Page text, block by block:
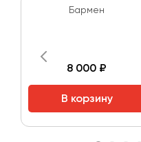
Бармен
8 000 ₽
В корзину